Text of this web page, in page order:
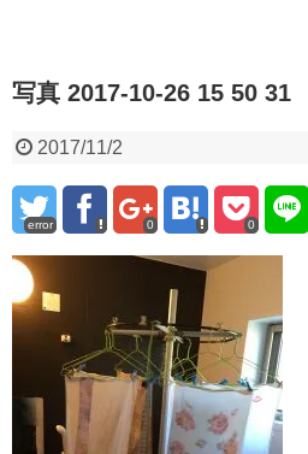
写真 2017-10-26 15 50 31
2017/11/2
error 0 0